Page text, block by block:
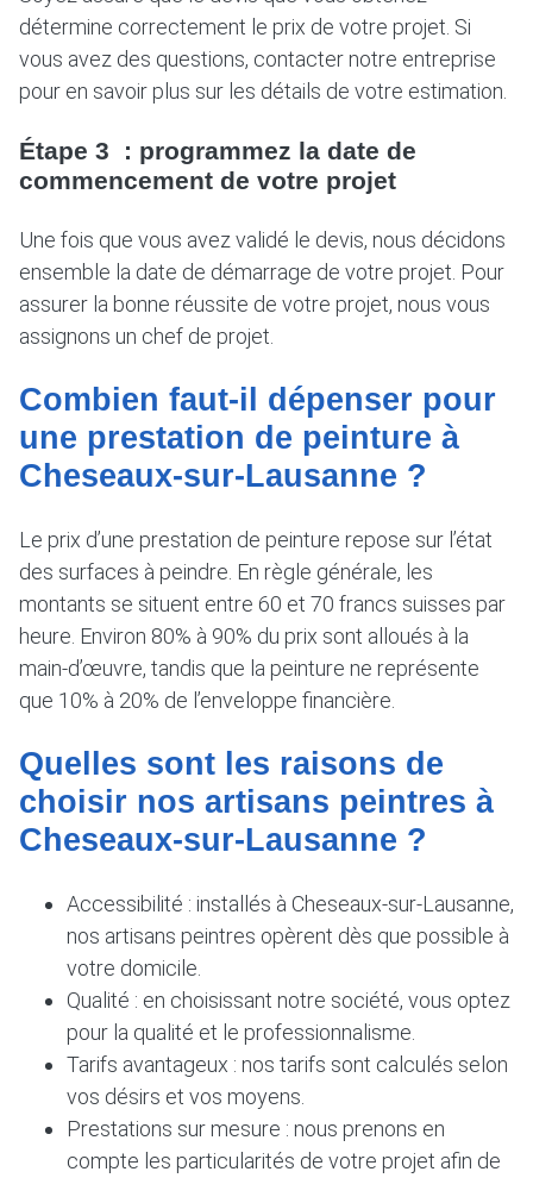
détermine correctement le prix de votre projet. Si
vous avez des questions, contacter notre entreprise
pour en savoir plus sur les détails de votre estimation.
Étape 3 : programmez la date de
commencement de votre projet
Une fois que vous avez validé le devis, nous décidons
ensemble la date de démarrage de votre projet. Pour
assurer la bonne réussite de votre projet, nous vous
assignons un chef de projet.
Combien faut-il dépenser pour
une prestation de peinture à
Cheseaux-sur-Lausanne ?
Le prix d’une prestation de peinture repose sur l’état
des surfaces à peindre. En règle générale, les
montants se situent entre 60 et 70 francs suisses par
heure. Environ 80% à 90% du prix sont alloués à la
main-d’œuvre, tandis que la peinture ne représente
que 10% à 20% de l’enveloppe financière.
Quelles sont les raisons de
choisir nos artisans peintres à
Cheseaux-sur-Lausanne ?
Accessibilité : installés à Cheseaux-sur-Lausanne,
nos artisans peintres opèrent dès que possible à
votre domicile.
Qualité : en choisissant notre société, vous optez
pour la qualité et le professionnalisme.
Tarifs avantageux : nos tarifs sont calculés selon
vos désirs et vos moyens.
Prestations sur mesure : nous prenons en
compte les particularités de votre projet afin de